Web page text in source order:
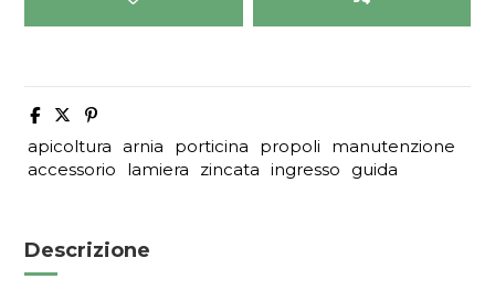
apicoltura arnia porticina propoli
manutenzione
accessorio
lamiera zincata ingresso guida
Descrizione